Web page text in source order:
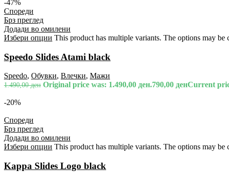
-47%
Спореди
Брз преглед
Додади во омилени
Избери опции This product has multiple variants. The options may be
Speedo Slides Atami black
Speedo, Обувки, Влечки, Мажи
1.490,00ден Original price was: 1.490,00 ден.790,00 денCurrent
-20%
Спореди
Брз преглед
Додади во омилени
Избери опции This product has multiple variants. The options may be
Kappa Slides Logo black